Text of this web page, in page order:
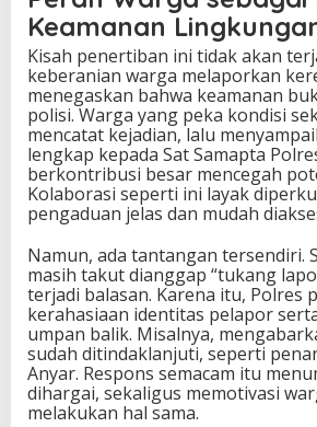
Keamanan
Kisah penertiban ini tidak akan
keberanian warga melaporkan
menegaskan bahwa keamanan
polisi. Warga yang peka kondisi
mencatat kejadian, lalu
lengkap kepada Sat Samapta
berkontribusi besar mencegah
Kolaborasi seperti ini layak
pengaduan jelas dan mudah
Namun, ada tantangan tersendiri.
masih takut dianggap “tukang
terjadi balasan. Karena itu, Polres
kerahasiaan identitas pelapor
umpan balik. Misalnya,
sudah ditindaklanjuti, seperti
Anyar. Respons semacam itu
dihargai, sekaligus memotivasi
melakukan hal sama.